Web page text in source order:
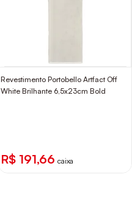
Revestimento Portobello Artfact Off
White Brilhante 6,5x23cm Bold
R$ 191,66 caixa